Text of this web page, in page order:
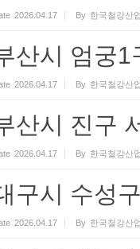
2026.04.17 By 한국철강산
산시 엄궁
2026.04.17 By 한국철강산
산시 진구
2026.04.17 By 한국철강산
구시 수성
2026.04.17 By 한국철강산